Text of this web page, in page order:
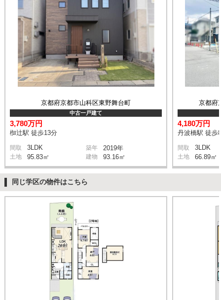
京都府京都市山科区東野舞台町
中古一戸建て
3,780万円
椥辻駅 徒歩13分
間取 3LDK 築年 2019年
土地 95.83㎡ 建物 93.16㎡
京都府
4,180万円
丹波橋駅 徒歩
間取 3LDK
土地 66.89㎡
同じ学区の物件はこちら